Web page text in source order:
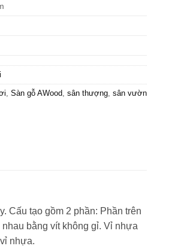
Sàn gỗ AWood sân thượng, sân vườn
Cấu tạo gồm 2 phần: Phần trên
bằng vít không gỉ. Vỉ nhựa
nhựa.